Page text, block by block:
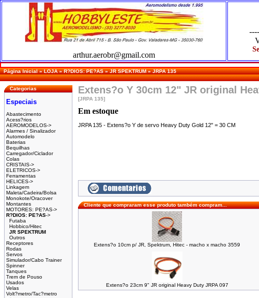
arthur.aerobr@gmail.com
Página Inicial»LOJA»R?DIOS: PE?AS»JR SPEKTRUM»JRPA 135
Categorias
Especiais
Abastecimento
Acess?rios
AEROMODELOS->
Alarmes / Sinalizador
Automodelo
Baterias
Bequilhas
Carregador/Ciclador
Colas
CRISTAIS->
ELETRICOS->
Ferramentas
HELICES->
Linkagem
Maleta/Cadeira/Bolsa
Monokote/Oracover
Montantes
MOTORES: PE?AS->
R?DIOS: PE?AS->
Futaba
Hobbico/Hitec
JR SPEKTRUM
Outros
Receptores
Rodas
Servos
Simulador/Cabo Trainer
Spinner
Tanques
Trem de Pouso
Usados
Velas
Volt?metro/Tac?metro
Extens?o Y 30cm 12" JR original
[JRPA 135]
Em estoque
JRPA 135 - Extens?o Y de servo Heavy Duty Gold 12" = 30 CM
Cliente que compraram esse produto também compram...
Extens?o 10cm p/ JR, Spektrum, Hitec - macho x macho 3559
Extens?o 23cm 9" JR original Heavy Duty JRPA 097